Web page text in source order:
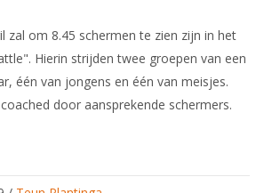
zal om 8.45 schermen te zien zijn in het
Hierin strijden twee groepen van een
één van jongens en één van meisjes.
door aansprekende schermers.